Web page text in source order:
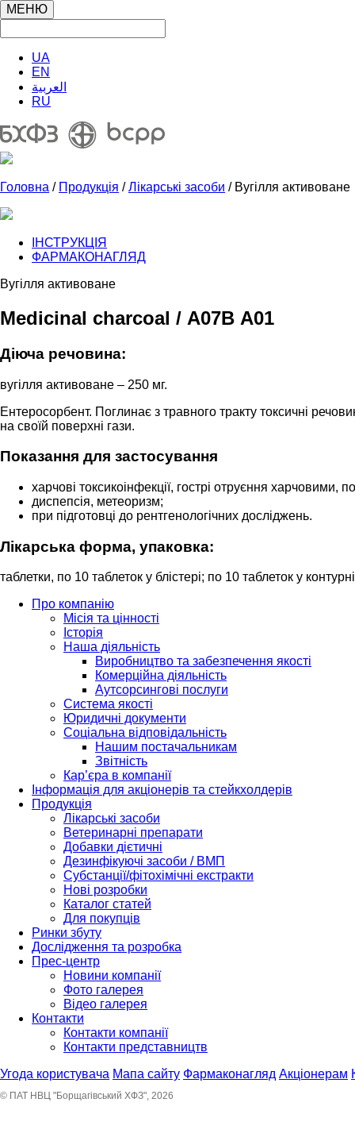
МЕНЮ
UA
EN
العربية
RU
Головна / Продукція /Лікарські засоби / Вугілля активоване
ІНСТРУКЦІЯ
ФАРМАКОНАГЛЯД
Вугілля активоване
Medicinal charcoal / А07В А01
Діюча речовина:
вугілля активоване – 250 мг.
Ентеросорбент. Поглинає з травного тракту токсичні
на своїй поверхні гази.
Показання для застосування
харчові токсикоінфекції, гострі отруєння
диспепсія, метеоризм;
при підготовці до рентгенологічних досліджень.
Лікарська форма, упаковка:
таблетки, по 10 таблеток у блістері; по 10 таблеток у
Про компанію
Місія та цінності
Історія
Наша діяльність
Виробництво та забезпечення якості
Комерційна діяльність
Аутсорсингові послуги
Система якості
Юридичні документи
Соціальна відповідальність
Нашим постачальникам
Звітність
Кар’єра в компанії
Інформація для акціонерів та стейкхолдерів
Продукція
Лікарські засоби
Ветеринарні препарати
Добавки дієтичні
Дезинфікуючі засоби / ВМП
Субстанції/фітохімічні екстракти
Нові розробки
Каталог статей
Для покупців
Ринки збуту
Дослідження та розробка
Прес-центр
Новини компанії
Фото галерея
Відео галерея
Контакти
Контакти компанії
Контакти представництв
Угода користувача Мапа сайту Фармаконагляд Акціонерам
© ПАТ НВЦ "Борщагівський ХФЗ", 2026